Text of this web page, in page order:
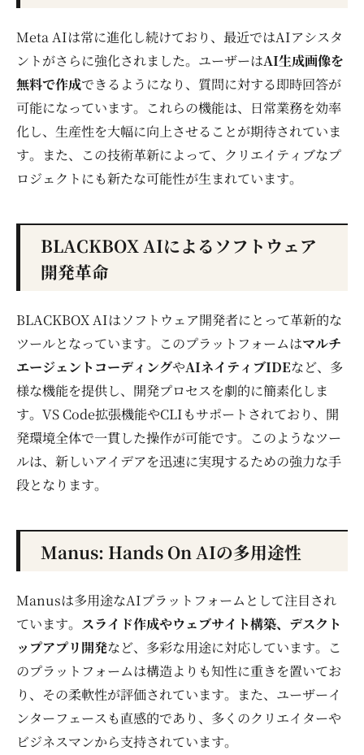
Meta AIは常に進化し続けており、最近ではAIアシスタ
ントがさらに強化されました。ユーザーはAI生成画像を
無料で作成できるようになり、質問に対する即時回答が
可能になっています。これらの機能は、日常業務を効率
化し、生産性を大幅に向上させることが期待されていま
す。また、この技術革新によって、クリエイティブなプ
ロジェクトにも新たな可能性が生まれています。
BLACKBOX AIによるソフトウェア
開発革命
BLACKBOX AIはソフトウェア開発者にとって革新的な
ツールとなっています。このプラットフォームはマルチ
エージェントコーディングやAIネイティブIDEなど、多
様な機能を提供し、開発プロセスを劇的に簡素化しま
す。VS Code拡張機能やCLIもサポートされており、開
発環境全体で一貫した操作が可能です。このようなツー
ルは、新しいアイデアを迅速に実現するための強力な手
段となります。
Manus: Hands On AIの多用途性
Manusは多用途なAIプラットフォームとして注目され
ています。 スライド作成やウェブサイト構築、デスクト
ップアプリ開発など、多彩な用途に対応しています。こ
のプラットフォームは構造よりも知性に重きを置いてお
り、その柔軟性が評価されています。また、ユーザーイ
ンターフェースも直感的であり、多くのクリエイターや
ビジネスマンから支持されています。